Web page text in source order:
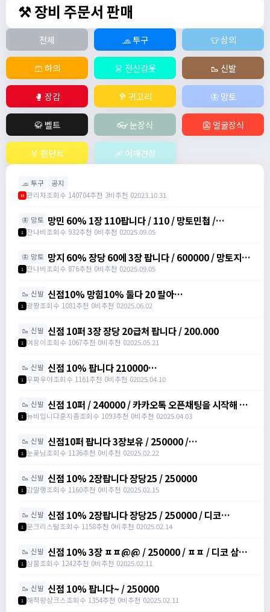
⚒️ 장비 주문서 판매
전체 🧢 투구 👕 상의
🩳 하의 👗 전신갑옷 🥾 신발
🥊 장갑 🦻 귀고리 🦋 망토
🥋 벨트 👓 눈장식 👺 얼굴장식
🏅 펜던트 🩹 어깨견장
🧢 투구 공지
M 관리자조회수 140704추천 3비추천 02023.10.31
🦋 망토 망민 60% 1장 110팝니다 / 110 / 망토민첩 /
https://open.kakao.com/o/svY6joQh
1 잔나비조회수 932추천 0비추천 02025.09.05
🦋 망토 망지 60% 장당 60에 3장 팝니다 / 600000 / 망토지력
주문서 / https://open.kakao.com/o/svY6joQh
1 잔나비조회수 876추천 0비추천 02025.09.05
🥾 신발 신점10% 망힘10% 둘다 20 팔아
요/https://open.kakao.com/o/s3bLwqtf /
1 광짱조회수 1081추천 0비추천 02025.06.02
🥾 신발 신점 10퍼 3장 장당 20급처 팝니다 / 200.000
1 여응이조회수 1067추천 0비추천 02025.05.21
🥾 신발 신점 10% 팝니다 210000
https://open.kakao.com/o/sXJxSqqh /
https://open.kakao.com/o/sXJxSqqh
1 우짜우야조회수 1161추천 0비추천 02025.04.10
🥾 신발 신점 10퍼 / 240000 / 카카오톡 오픈채팅을 시작해 보
세요. 링크를 선택하면 카카오톡이 실행됩니다. 신점10
https://open.kakao.com/o/sNNXpeph
1 뉴비입니다훈지좀조회수 1093추천 0비추천 02025.04.03
🥾 신발 신점10퍼 팝니다 3장보유 / 250000 /
https://open.kakao.com/o/sbVSLshh
1 눈꽃님조회수 1136추천 0비추천 02025.02.22
🥾 신발 신점 10% 2장팝니다 장당25 / 250000
1 감말랭조회수 1160추천 0비추천 02025.02.15
🥾 신발 신점 10% 2장팝니다 장당25 / 250000 / 디코
moonssue_14660
1 문크리스탈조회수 1158추천 0비추천 02025.02.14
🥾 신발 신점 10% 3장 ㅍㅍ@@ / 250000 / ㅍㅍ / 디코 삼뭄
#3153 추가 메세지 주세여
1 삼뭄조회수 1242추천 0비추천 02025.02.11
🥾 신발 신점 10% 팝니다~ / 250000
1 해적왕샹크스조회수 1354추천 0비추천 02025.02.11